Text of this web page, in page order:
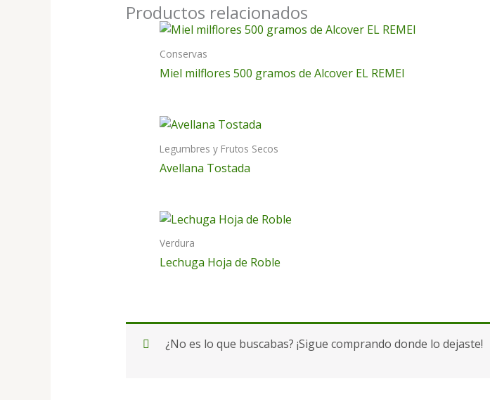
Productos relacionados
Conservas
Miel milflores 500 gramos de Alcover EL REMEI
Legumbres y Frutos Secos
Avellana Tostada
Verdura
Lechuga Hoja de Roble
¿No es lo que buscabas? ¡Sigue comprando donde lo dejaste!